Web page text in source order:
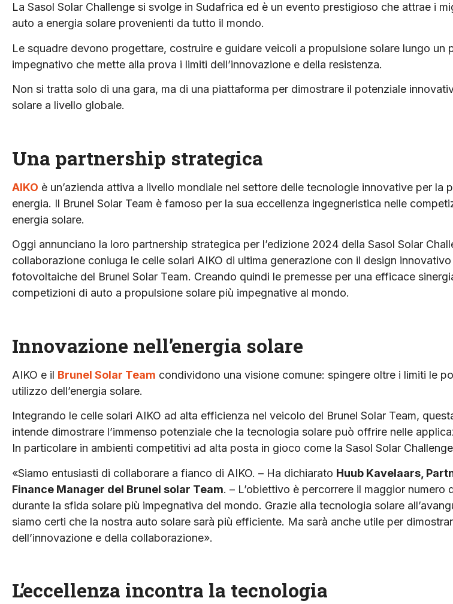
La Sasol Solar Challenge si svolge in Sudafrica ed è un evento prestigioso che attrae i
auto a energia solare provenienti da tutto il mondo.
Le squadre devono progettare, costruire e guidare veicoli a propulsione solare lungo un
impegnativo che mette alla prova i limiti dell’innovazione e della resistenza.
Non si tratta solo di una gara, ma di una piattaforma per dimostrare il potenziale
solare a livello globale.
Una partnership strategica
AIKO è un’azienda attiva a livello mondiale nel settore delle tecnologie innovative per la
energia. Il Brunel Solar Team è famoso per la sua eccellenza ingegneristica nelle
energia solare.
Oggi annunciano la loro partnership strategica per l’edizione 2024 della Sasol Solar
collaborazione coniuga le celle solari AIKO di ultima generazione con il design
fotovoltaiche del Brunel Solar Team. Creando quindi le premesse per una efficace
competizioni di auto a propulsione solare più impegnative al mondo.
Innovazione nell’energia solare
AIKO e il Brunel Solar Team condividono una visione comune: spingere oltre i limiti le
utilizzo dell’energia solare.
Integrando le celle solari AIKO ad alta efficienza nel veicolo del Brunel Solar Team,
intende dimostrare l’immenso potenziale che la tecnologia solare può offrire nelle
In particolare in ambienti competitivi ad alta posta in gioco come la Sasol Solar
«Siamo entusiasti di collaborare a fianco di AIKO. – Ha dichiarato Huub Kavelaars,
Finance Manager del Brunel solar Team. – L’obiettivo è percorrere il maggior numero
durante la sfida solare più impegnativa del mondo. Grazie alla tecnologia solare
siamo certi che la nostra auto solare sarà più efficiente. Ma sarà anche utile per
dell’innovazione e della collaborazione».
L’eccellenza incontra la tecnologia